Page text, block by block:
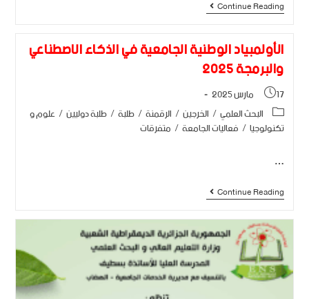
Continue Reading
الأولمبياد الوطنية الجامعية في الذكاء الاصطناعي
والبرمجة 2025
17 مارس 2025
البحث العلمي/ الخرجين/ الرقمنة/طلبة/طلبة دوليين/علوم و
تكنولوجيا/ فعاليات الجامعة/ متفرقات
…
Continue Reading